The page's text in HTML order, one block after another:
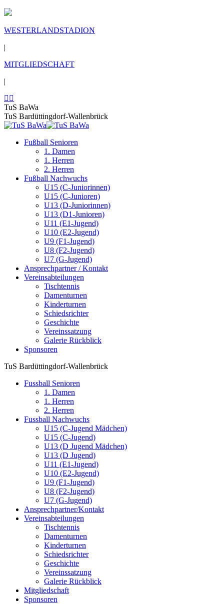
WESTERLANDSTADION
|
MITGLIEDSCHAFT
|
TuS BaWa
TuS Bardüttingdorf-Wallenbrück
Fußball Senioren
1. Damen
1. Herren
2. Herren
Fußball Nachwuchs
U15 (C-Juniorinnen)
U15 (C-Junioren)
U13 (D-Juniorinnen)
U13 (D1-Junioren)
U11 (E1-Jugend)
U10 (E2-Jugend)
U9 (F1-Jugend)
U8 (F2-Jugend)
U7 (G-Jugend)
Ansprechpartner / Kontakt
Vereinsabteilungen
Tischtennis
Damenturnen
Kinderturnen
Schiedsrichter
Geschichte
Vereinssatzung
Galerie Rückblick
Sponsoren
TuS Bardüttingdorf-Wallenbrück
Fussball Senioren
1. Damen
1. Herren
2. Herren
Fussball Nachwuchs
U15 (C-Jugend Mädchen)
U15 (C-Jugend)
U13 (D Jugend Mädchen)
U13 (D Jugend)
U11 (E1-Jugend)
U10 (E2-Jugend)
U9 (F1-Jugend)
U8 (F2-Jugend)
U7 (G-Jugend)
Ansprechpartner/Kontakt
Vereinsabteilungen
Tischtennis
Damenturnen
Kinderturnen
Schiedsrichter
Geschichte
Vereinssatzung
Galerie Rückblick
Mitgliedschaft
Sponsoren